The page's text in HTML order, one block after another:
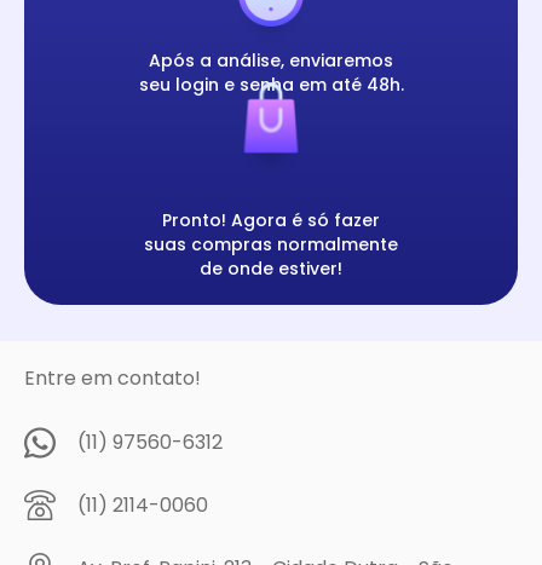
Após a análise, enviaremos
seu login e senha em até 48h.
Pronto! Agora é só fazer
suas compras normalmente
de onde estiver!
Entre em contato!
(11) 97560-6312
(11) 2114-0060